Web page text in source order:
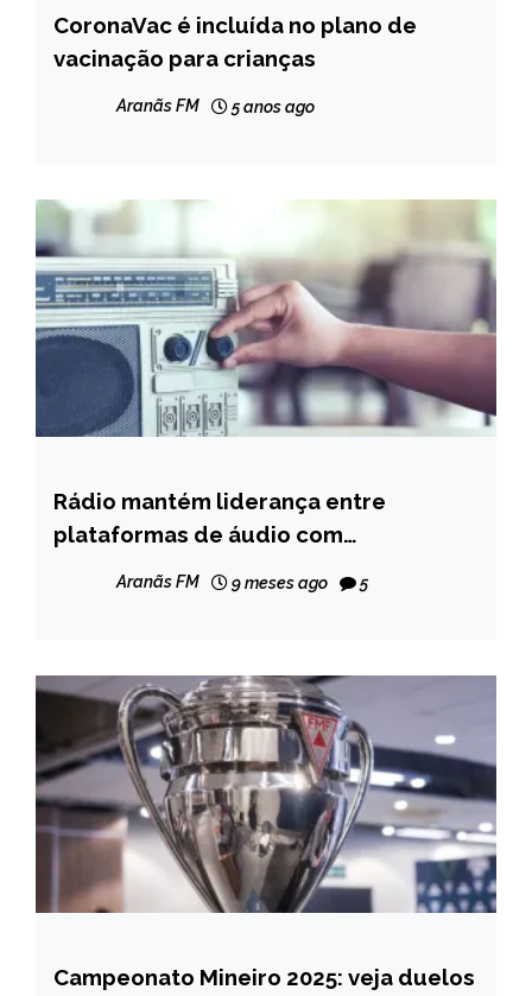
BRASIL
NOTÍCIAS
CoronaVac é incluída no plano de
vacinação para crianças
Aranãs FM 5 anos ago
BRASIL
CAPELINHA
ENTRETENIMENTO
NOTÍCIAS
Rádio mantém liderança entre
plataformas de áudio com
Aranãs FM 9 meses ago 5
ESPORTES
Campeonato Mineiro 2025: veja duelos